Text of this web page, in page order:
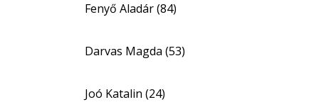
Fenyő Aladár (84)
Darvas Magda (53)
Joó Katalin (24)